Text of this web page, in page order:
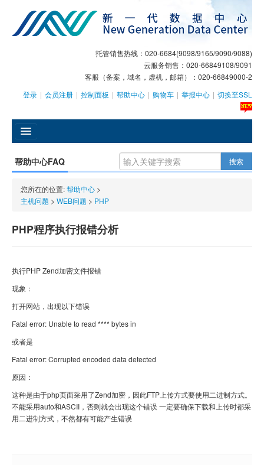
托管销售热线：020-6684(9098/9165/9090/9088)
云服务销售：020-66849108/9091
客服（备案，域名，虚机，邮箱）：020-66849000-2
登录 | 会员注册 | 控制面板 | 帮助中心 | 购物车 | 举报中心 | 切换至SSL
GEO
AI客服
大模型服务
域名注册
虚拟主机
企业邮箱
SSL证书
客服中心
企业文化
帮助中心FAQ 搜索
您所在的位置:帮助中心 >
主机问题 > WEB问题 > PHP
PHP程序执行报错分析
执行PHP Zend加密文件报错
现象：
打开网站，出现以下错误
Fatal error: Unable to read **** bytes in
或者是
Fatal error: Corrupted encoded data detected
原因：
这种是由于php页面采用了Zend加密，因此FTP上传方式要使用二进制方式。
不能采用auto和ASCII，否则就会出现这个错误 一定要确保下载和上传时都采
用二进制方式，不然都有可能产生错误